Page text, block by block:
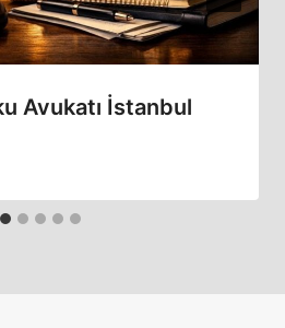
Avukatı İstanbul